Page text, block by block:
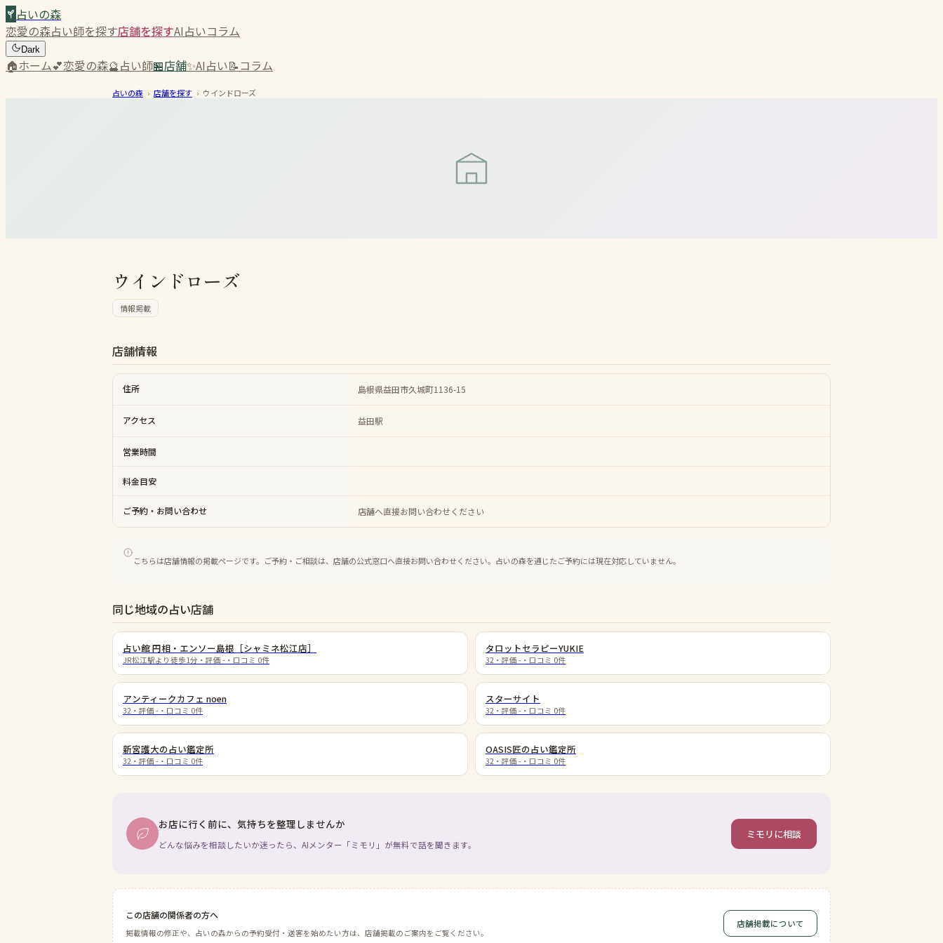
占いの森
恋愛の森占い師を探す店舗を探すAI占いコラム
Dark
🏠ホーム💕恋愛の森🔮占い師🏪店舗✨AI占い📝コラム
占いの森 › 店舗を探す › ウインドローズ
ウインドローズ
情報掲載
店舗情報
住所 島根県益田市久城町1136-15
アクセス 益田駅
営業時間
料金目安
ご予約・お問い合わせ 店舗へ直接お問い合わせください
こちらは店舗情報の掲載ページです。ご予約・ご相談は、店舗の公式窓口へ直接お問い合わせください。占いの森を通じたご予約には現在対応していません。
同じ地域の占い店舗
占い館 円相・エンソー島根［シャミネ松江店］
JR松江駅より徒歩1分 ・評価 - ・口コミ 0件
タロットセラピーYUKIE
32 ・評価 - ・口コミ 0件
アンティークカフェ noen
32 ・評価 - ・口コミ 0件
スターサイト
32 ・評価 - ・口コミ 0件
新宮護大の占い鑑定所
32 ・評価 - ・口コミ 0件
OASIS匠の占い鑑定所
32 ・評価 - ・口コミ 0件
お店に行く前に、気持ちを整理しませんか
どんな悩みを相談したいか迷ったら、AIメンター「ミモリ」が無料で話を聞きます。
ミモリに相談
この店舗の関係者の方へ
掲載情報の修正や、占いの森からの予約受付・送客を始めたい方は、店舗掲載のご案内をご覧ください。
店舗掲載について